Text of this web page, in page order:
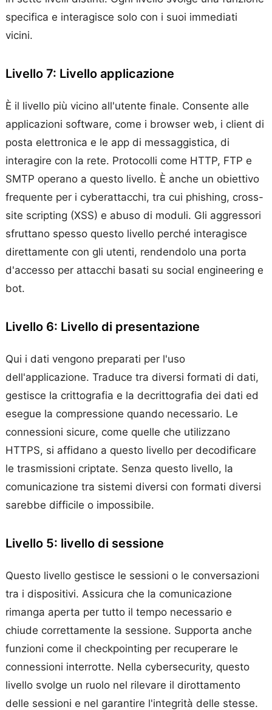
specifica e interagisce solo con i suoi immediati
vicini.
Livello 7: Livello applicazione
È il livello più vicino all'utente finale. Consente alle
applicazioni software, come i browser web, i client di
posta elettronica e le app di messaggistica, di
interagire con la rete. Protocolli come HTTP, FTP e
SMTP operano a questo livello. È anche un obiettivo
frequente per i cyberattacchi, tra cui phishing, cross-
site scripting (XSS) e abuso di moduli. Gli aggressori
sfruttano spesso questo livello perché interagisce
direttamente con gli utenti, rendendolo una porta
d'accesso per attacchi basati su social engineering e
bot.
Livello 6: Livello di presentazione
Qui i dati vengono preparati per l'uso
dell'applicazione. Traduce tra diversi formati di dati,
gestisce la crittografia e la decrittografia dei dati ed
esegue la compressione quando necessario. Le
connessioni sicure, come quelle che utilizzano
HTTPS, si affidano a questo livello per decodificare
le trasmissioni criptate. Senza questo livello, la
comunicazione tra sistemi diversi con formati diversi
sarebbe difficile o impossibile.
Livello 5: livello di sessione
Questo livello gestisce le sessioni o le conversazioni
tra i dispositivi. Assicura che la comunicazione
rimanga aperta per tutto il tempo necessario e
chiude correttamente la sessione. Supporta anche
funzioni come il checkpointing per recuperare le
connessioni interrotte. Nella cybersecurity, questo
livello svolge un ruolo nel rilevare il dirottamento
delle sessioni e nel garantire l'integrità delle stesse.